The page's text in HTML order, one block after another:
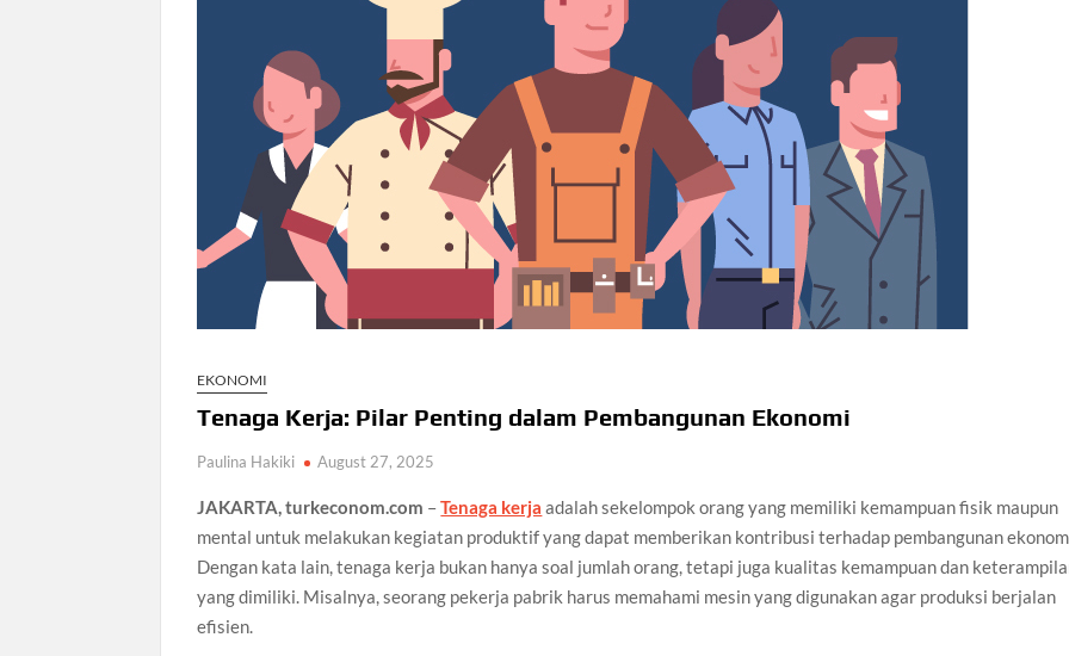
EKONOMI
Tenaga Kerja: Pilar Penting dalam Pembangunan Ekonomi
Paulina Hakiki August 27, 2025
JAKARTA, turkeconom.com –Tenaga kerja adalah sekelompok orang yang memiliki kemampuan fisik maupun
mental untuk melakukan kegiatan produktif yang dapat memberikan kontribusi terhadap pembangunan
Dengan kata lain, tenaga kerja bukan hanya soal jumlah orang, tetapi juga kualitas kemampuan dan
yang dimiliki. Misalnya, seorang pekerja pabrik harus memahami mesin yang digunakan agar produksi berjalan
efisien.